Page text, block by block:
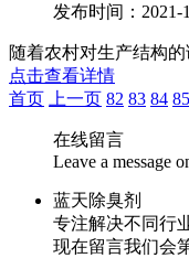
发布时间：2021-
随着农村对生产结构
点击查看详情
首页 上一页 82 83 84 85
在线留言
Leave a message
蓝天除臭剂
专注解决不同行
现在留言我们会